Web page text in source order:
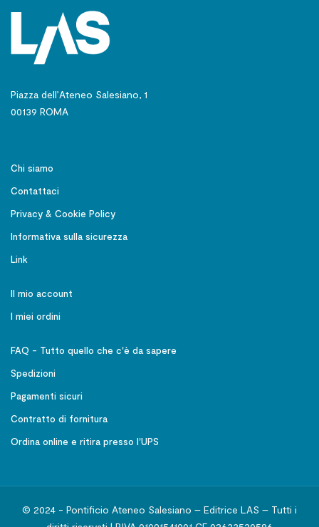
Piazza dell’Ateneo Salesiano, 1
00139 ROMA
Chi siamo
Contattaci
Privacy & Cookie Policy
Informativa sulla sicurezza
Link
Il mio account
I miei ordini
FAQ - Tutto quello che c'è da sapere
Spedizioni
Pagamenti sicuri
Contratto di fornitura
Ordina online e ritira presso l'UPS
© 2024 - Pontificio Ateneo Salesiano – Editrice LAS – Tutti i